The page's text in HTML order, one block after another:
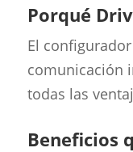
Porqué
El
comunicación
todas las
Beneficios